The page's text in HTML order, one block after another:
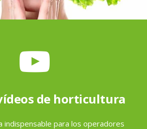
de horticultura
indispensable para los operadores